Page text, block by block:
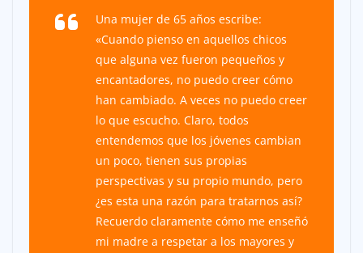
Una mujer de 65 años escribe:
«Cuando pienso en aquellos chicos
que alguna vez fueron pequeños y
encantadores, no puedo creer cómo
han cambiado. A veces no puedo creer
lo que escucho. Claro, todos
entendemos que los jóvenes cambian
un poco, tienen sus propias
perspectivas y su propio mundo, pero
¿es esta una razón para tratarnos así?
Recuerdo claramente cómo me enseñó
mi madre a respetar a los mayores y